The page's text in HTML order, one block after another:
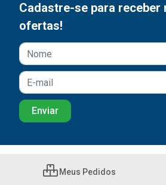
Cadastre-se para receber
ofertas!
Meus Pedidos